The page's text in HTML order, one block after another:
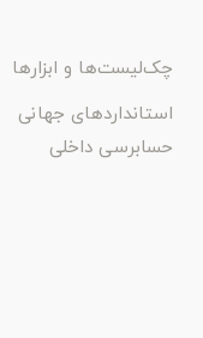
چک‌لیست‌ها و ابزارها
استانداردهای جهانی
حسابرسی داخلی